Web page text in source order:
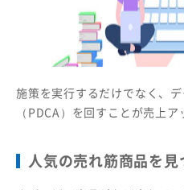
施策を実行するだけでなく、
（PDCA）を回すことが売上ア
人気の売れ筋商品を見